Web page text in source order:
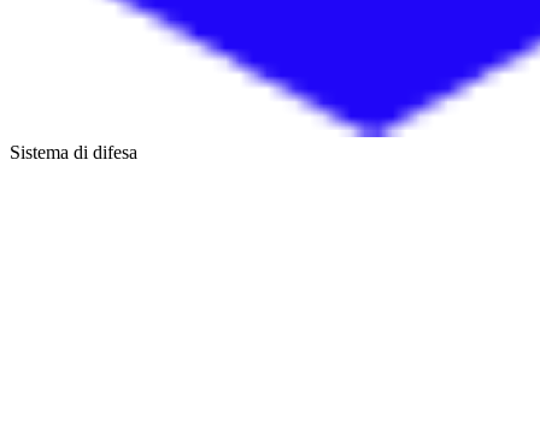
Sistema di difesa